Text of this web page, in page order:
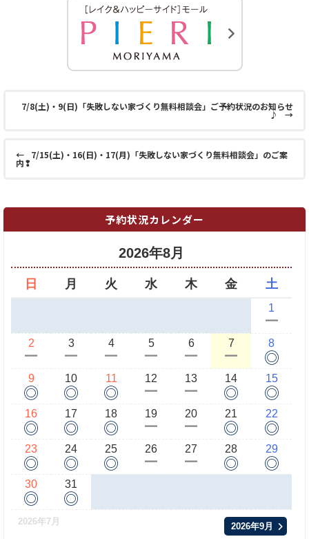
7/8(土)・9(日)「失敗しない家づくり無料相談会」ご予約状況のお知らせ
♪ →
← 7/15(土)・16(日)・17(月)「失敗しない家づくり無料相談会」のご案
内❢
予約状況カレンダー
2026年8月
日 月 火 水 木 金 土
1
ー
2
ー
3
ー
4
ー
5
ー
6
ー
7
ー
8
◎
9
◎
10
◎
11
◎
12
ー
13
ー
14
◎
15
◎
16
◎
17
◎
18
◎
19
ー
20
ー
21
◎
22
◎
23
◎
24
◎
25
◎
26
ー
27
ー
28
◎
29
◎
30
◎
31
◎
2026年7月 2026年9月